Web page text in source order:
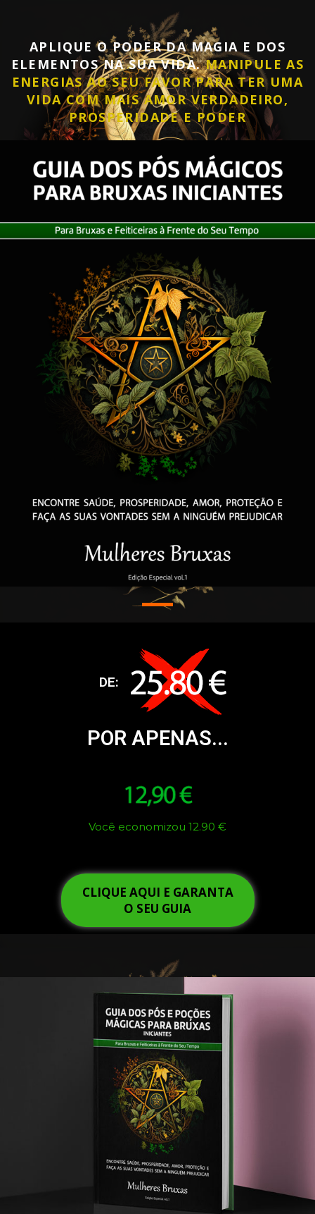
APLIQUE O PODER DA MAGIA E DOS
ELEMENTOS NA SUA VIDA.MANIPULE AS
ENERGIAS AO SEU FAVOR PARA TER UMA
VIDA COM MAIS AMOR VERDADEIRO,
PROSPERIDADE E PODER
DE:
POR APENAS...
Você economizou 12.90 €
CLIQUE AQUI E GARANTA
O SEU GUIA